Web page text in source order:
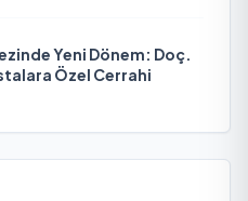
Yeni Dönem: Doç.
Özel Cerrahi